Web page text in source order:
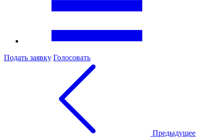
Подать заявку Голосовать
Предыдущее